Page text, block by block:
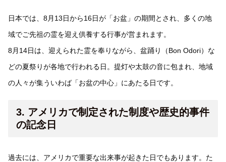
日本では、8月13日から16日が「お盆」の期間とされ、多くの地
域でご先祖の霊を迎え供養する行事が営まれます。
8月14日は、迎えられた霊を奉りながら、盆踊り（Bon Odori）な
どの夏祭りが各地で行われる日。提灯や太鼓の音に包まれ、地域
の人々が集ういわば「お盆の中心」にあたる日です。
3. アメリカで制定された制度や歴史的事件
の記念日
過去には、アメリカで重要な出来事が起きた日でもあります。た